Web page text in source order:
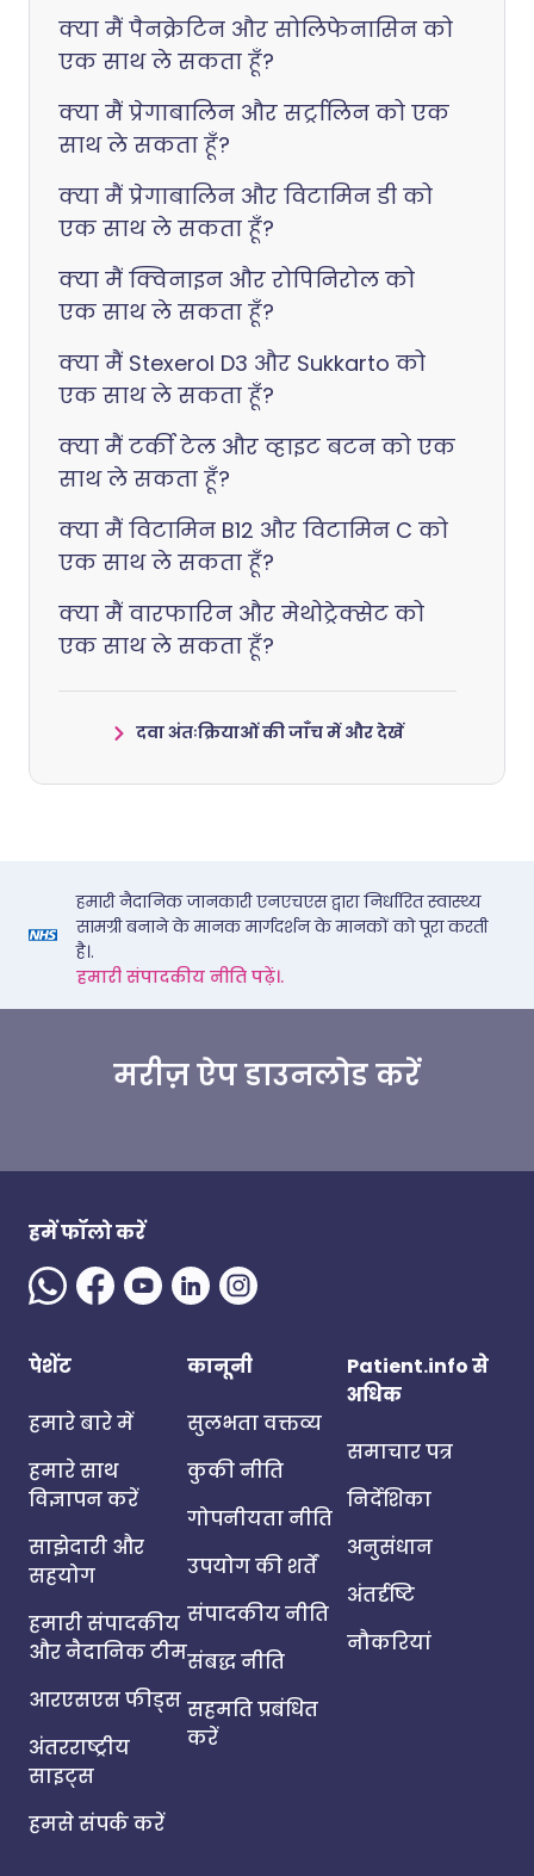
क्या मैं पैनक्रेटिन और सोलिफेनासिन को
एक साथ ले सकता हूँ?
क्या मैं प्रेगाबालिन और सर्ट्रालिन को एक
साथ ले सकता हूँ?
क्या मैं प्रेगाबालिन और विटामिन डी को
एक साथ ले सकता हूँ?
क्या मैं क्विनाइन और रोपिनिरोल को
एक साथ ले सकता हूँ?
क्या मैं Stexerol D3 और Sukkarto को
एक साथ ले सकता हूँ?
क्या मैं टर्की टेल और व्हाइट बटन को एक
साथ ले सकता हूँ?
क्या मैं विटामिन B12 और विटामिन C को
एक साथ ले सकता हूँ?
क्या मैं वारफारिन और मेथोट्रेक्सेट को
एक साथ ले सकता हूँ?
दवा अंतःक्रियाओं की जाँच में और देखें
हमारी नैदानिक जानकारी एनएचएस द्वारा निर्धारित स्वास्थ्य
सामग्री बनाने के मानक मार्गदर्शन के मानकों को पूरा करती
है।.
हमारी संपादकीय नीति पढ़ें।.
मरीज़ ऐप डाउनलोड करें
हमें फॉलो करें
पेशेंट
हमारे बारे में
हमारे साथ
विज्ञापन करें
साझेदारी और
सहयोग
हमारी संपादकीय
और नैदानिक टीम
आरएसएस फीड्स
अंतरराष्ट्रीय
साइट्स
हमसे संपर्क करें
कानूनी
सुलभता वक्तव्य
कुकी नीति
गोपनीयता नीति
उपयोग की शर्तें
संपादकीय नीति
संबद्ध नीति
सहमति प्रबंधित
करें
Patient.info से
अधिक
समाचार पत्र
निर्देशिका
अनुसंधान
अंतर्दृष्टि
नौकरियां